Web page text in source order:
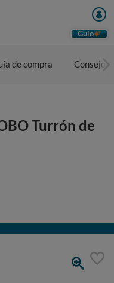
Guio
de compra Consejos
Turrón de